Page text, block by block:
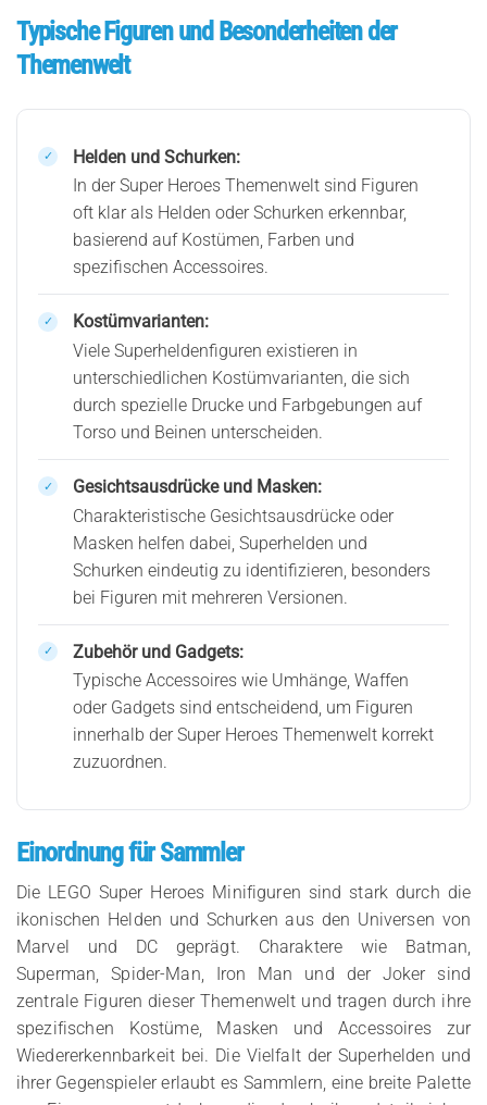
Typische Figuren und Besonderheiten der
Themenwelt
Helden und Schurken:
In der Super Heroes Themenwelt sind Figuren
oft klar als Helden oder Schurken erkennbar,
basierend auf Kostümen, Farben und
spezifischen Accessoires.
Kostümvarianten:
Viele Superheldenfiguren existieren in
unterschiedlichen Kostümvarianten, die sich
durch spezielle Drucke und Farbgebungen auf
Torso und Beinen unterscheiden.
Gesichtsausdrücke und Masken:
Charakteristische Gesichtsausdrücke oder
Masken helfen dabei, Superhelden und
Schurken eindeutig zu identifizieren, besonders
bei Figuren mit mehreren Versionen.
Zubehör und Gadgets:
Typische Accessoires wie Umhänge, Waffen
oder Gadgets sind entscheidend, um Figuren
innerhalb der Super Heroes Themenwelt korrekt
zuzuordnen.
Einordnung für Sammler
Die LEGO Super Heroes Minifiguren sind stark durch die
ikonischen Helden und Schurken aus den Universen von
Marvel und DC geprägt. Charaktere wie Batman,
Superman, Spider-Man, Iron Man und der Joker sind
zentrale Figuren dieser Themenwelt und tragen durch ihre
spezifischen Kostüme, Masken und Accessoires zur
Wiedererkennbarkeit bei. Die Vielfalt der Superhelden und
ihrer Gegenspieler erlaubt es Sammlern, eine breite Palette